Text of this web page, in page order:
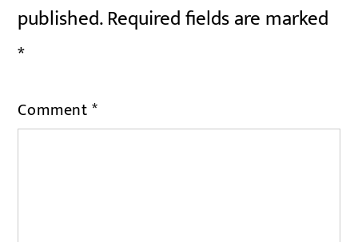
published.Required fields are marked
*
Comment*